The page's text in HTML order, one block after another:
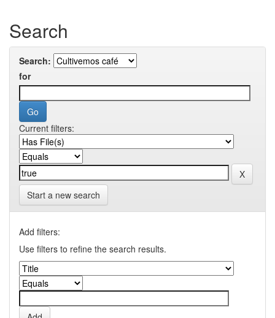
Search
Search:
for
Current filters:
Start a new search
Add filters:
Use filters to refine the search results.